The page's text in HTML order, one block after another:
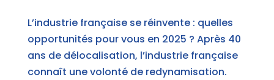
L’industrie française se réinvente : quelles
opportunités pour vous en 2025 ? Après 40
ans de délocalisation, l’industrie française
connaît une volonté de redynamisation.